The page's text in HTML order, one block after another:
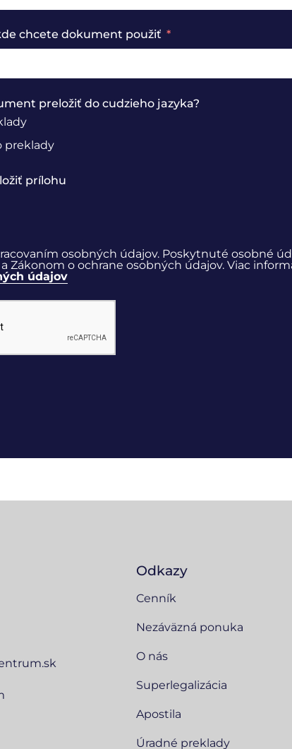
chcete dokument použiť
preložiť do cudzieho jazyka?
preklady
prílohu
osobných údajov. Poskytnuté osobné
a Zákonom o ochrane osobných údajov. Viac
údajov
Odkazy
Cenník
Nezáväzná ponuka
O nás
Superlegalizácia
Apostila
Úradné preklady